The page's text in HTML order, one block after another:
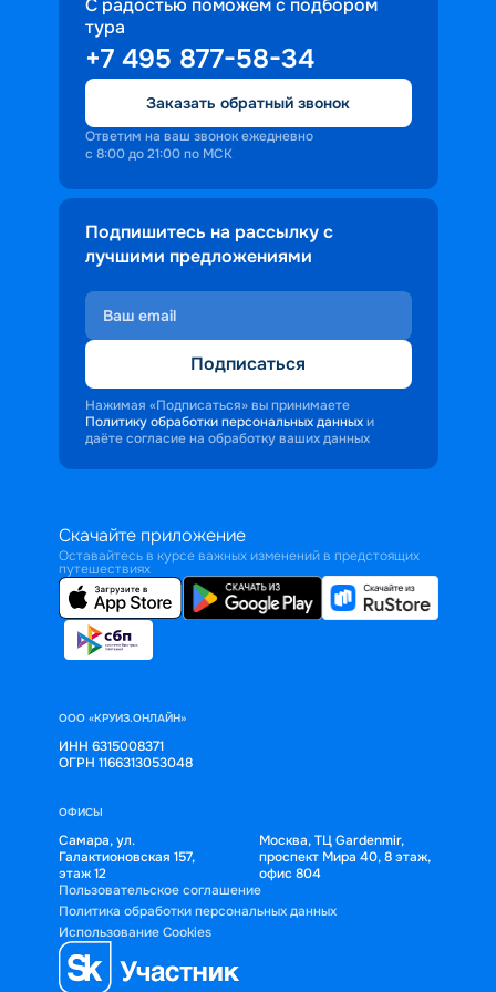
доброжелательность и заинтересованность
персонала корабля в каждом госте.
Ступая на борт теплохода, пассажиры
попадают в совершенно иную атмосферу,
где властвует тяга к приключениям и
открытиям.
тура
+7 495 877-58-34
Заказать обратный звонок
Ответим на ваш звонок ежедневно
с 8:00 до 21:00 по МСК
Подпишитесь на рассылку с
лучшими предложениями
Подписаться
Нажимая «Подписаться» вы принимаете
Политику обработки персональных данных и
даёте согласие на обработку ваших данных
Скачайте приложение
Оставайтесь в курсе важных изменений в предстоящих
путешествиях
ООО «КРУИЗ.ОНЛАЙН»
ИНН 6315008371
ОГРН 1166313053048
ОФИСЫ
Самара, ул.
Галактионовская 157,
этаж 12
Москва, ТЦ Gardenmir,
проспект Мира 40, 8 этаж,
офис 804
Пользовательское соглашение
Политика обработки персональных данных
Использование Cookies